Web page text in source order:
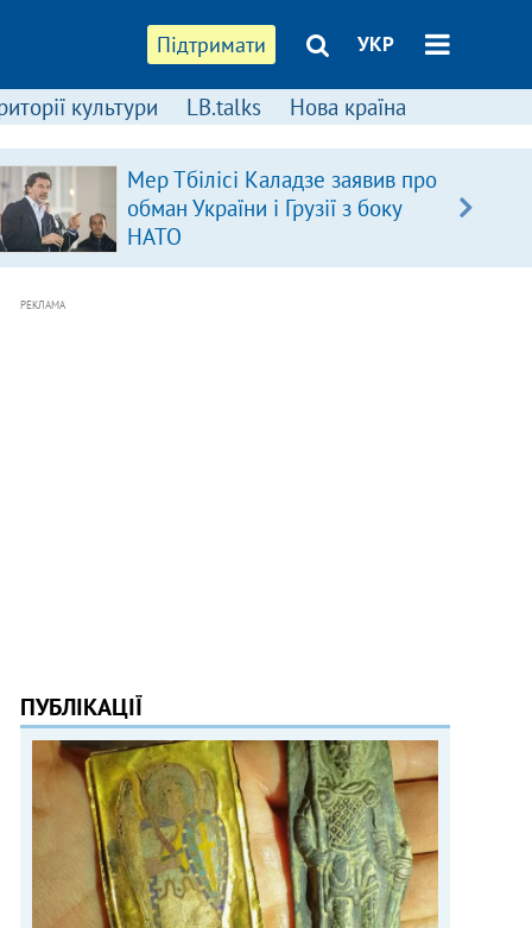
Підтримати УКР
культури LB.talks Нова країна
Мер Тбілісі Каладзе заявив про
обман України і Грузії з боку
НАТО
РЕКЛАМА
ПУБЛІКАЦІЇ